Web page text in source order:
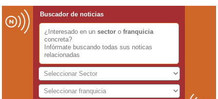
Buscador de noticias
¿Interesado en un sector o franquicia
concreta?
Infórmate buscando todas sus noticas
relacionadas